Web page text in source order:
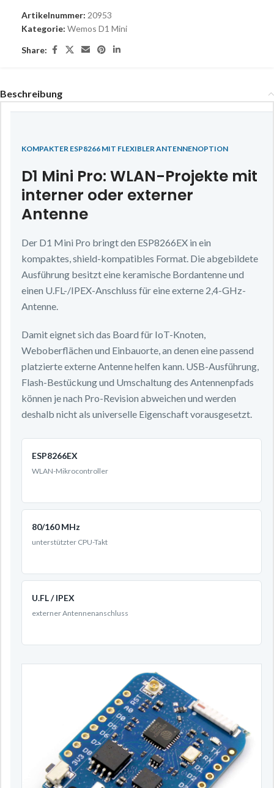
Artikelnummer: 20953
Kategorie: Wemos D1 Mini
Share:
Beschreibung
KOMPAKTER ESP8266 MIT FLEXIBLER ANTENNENOPTION
D1 Mini Pro: WLAN-Projekte mit
interner oder externer
Antenne
Der D1 Mini Pro bringt den ESP8266EX in ein
kompaktes, shield-kompatibles Format. Die abgebildete
Ausführung besitzt eine keramische Bordantenne und
einen U.FL-/IPEX-Anschluss für eine externe 2,4-GHz-
Antenne.
Damit eignet sich das Board für IoT-Knoten,
Weboberflächen und Einbauorte, an denen eine passend
platzierte externe Antenne helfen kann. USB-Ausführung,
Flash-Bestückung und Umschaltung des Antennenpfads
können je nach Pro-Revision abweichen und werden
deshalb nicht als universelle Eigenschaft vorausgesetzt.
ESP8266EX
WLAN-Mikrocontroller
80/160 MHz
unterstützter CPU-Takt
U.FL / IPEX
externer Antennenanschluss